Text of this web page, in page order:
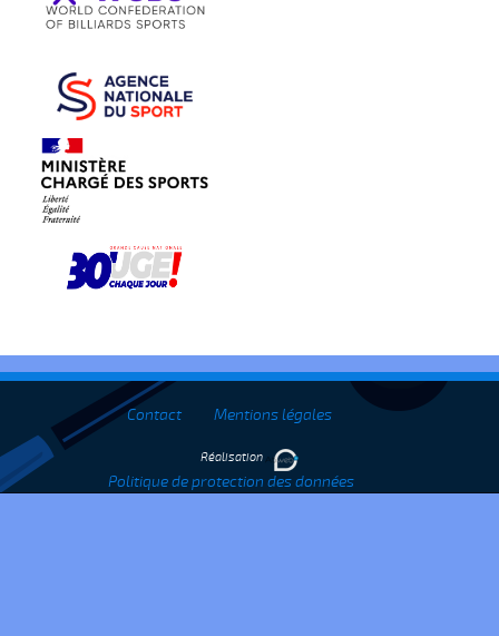
Contact Mentions légales
Politique de protection des données
Réalisation